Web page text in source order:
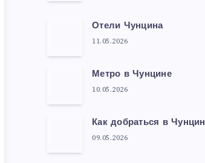
Отели Чунцина
11.05.2026
Метро в Чунцине
10.05.2026
Как добраться в Чунцин
09.05.2026